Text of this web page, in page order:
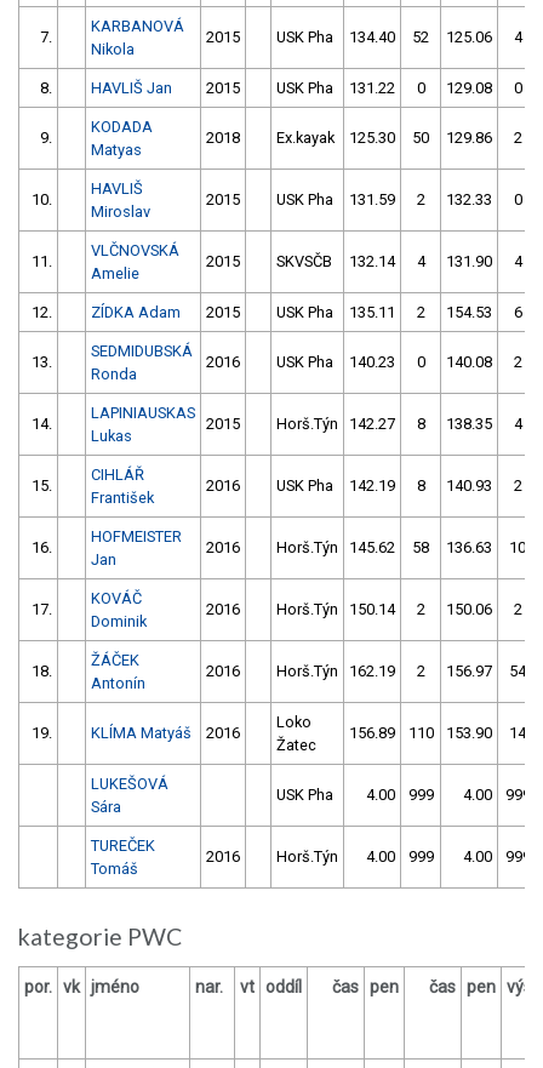
7.
KARBANOVÁ
Nikola
2015 USK Pha 134.40 52 125.06 4
8. HAVLIŠ Jan 2015 USK Pha 131.22 0 129.08 0
9.
KODADA
Matyas
2018 Ex.kayak 125.30 50 129.86 2
10.
HAVLIŠ
Miroslav
2015 USK Pha 131.59 2 132.33 0
11.
VLČNOVSKÁ
Amelie
2015 SKVSČB 132.14 4 131.90 4
12. ZÍDKA Adam 2015 USK Pha 135.11 2 154.53 6
13.
SEDMIDUBSKÁ
Ronda
2016 USK Pha 140.23 0 140.08 2
14.
LAPINIAUSKAS
Lukas
2015 Horš.Týn 142.27 8 138.35 4
15.
CIHLÁŘ
František
2016 USK Pha 142.19 8 140.93 2
16.
HOFMEISTER
Jan
2016 Horš.Týn 145.62 58 136.63 10
17.
KOVÁČ
Dominik
2016 Horš.Týn 150.14 2 150.06 2
18.
ŽÁČEK
Antonín
2016 Horš.Týn 162.19 2 156.97 54
19. KLÍMA Matyáš 2016
Loko
Žatec
156.89 110 153.90 14
LUKEŠOVÁ
Sára
USK Pha 4.00 999 4.00 999
TUREČEK
Tomáš
2016 Horš.Týn 4.00 999 4.00 999
kategorie PWC
por. vk jméno nar. vt oddíl čas pen čas pen